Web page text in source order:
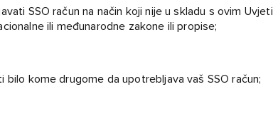
SSO račun na način koji nije u skladu s ovim
ili međunarodne zakone ili propise;
bilo kome drugome da upotrebljava vaš SSO račun;